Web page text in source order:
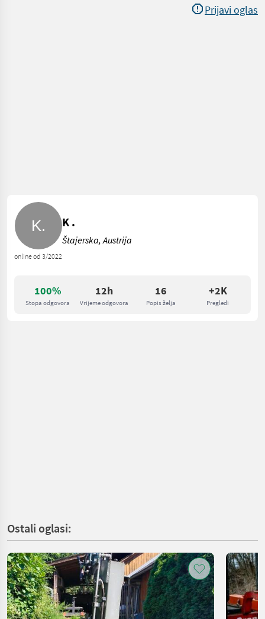
Prijavi oglas
100%
Stopa odgovora
12h
Vrijeme odgovora
16
Popis želja
+2K
Pregledi
online od 3/2022
K .
Štajerska, Austrija
Ostali oglasi: